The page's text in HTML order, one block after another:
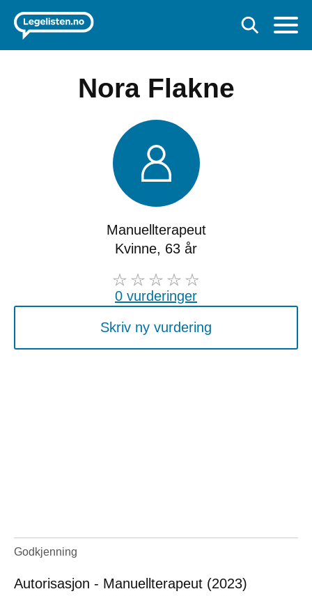
Nora Flakne
Manuellterapeut
Kvinne, 63 år
0 vurderinger
Skriv ny vurdering
Godkjenning
Autorisasjon - Manuellterapeut (2023)